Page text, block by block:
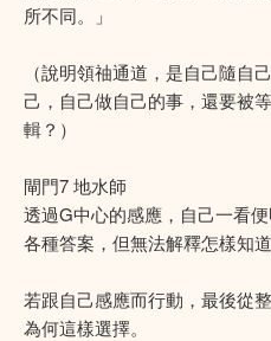
所不同。」
（說明領䄂通道，是自己隨自
己，自己做自己的事，還要被
輯？）
閘門7 地水師
透過G中心的感應，自己一看
各種答案，但無法解釋怎樣知道
若跟自己感應而行動，最後從
為何這樣選擇。